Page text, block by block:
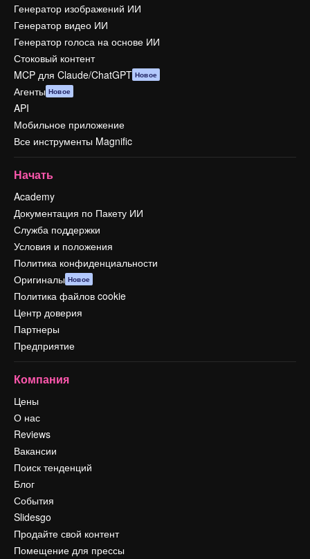
Генератор изображений ИИ
Генератор видео ИИ
Генератор голоса на основе ИИ
Стоковый контент
MCP для Claude/ChatGPT Новое
Агенты Новое
API
Мобильное приложение
Все инструменты Magnific
Начать
Academy
Документация по Пакету ИИ
Служба поддержки
Условия и положения
Политика конфиденциальности
Оригиналы Новое
Политика файлов cookie
Центр доверия
Партнеры
Предприятие
Компания
Цены
О нас
Reviews
Вакансии
Поиск тенденций
Блог
События
Slidesgo
Продайте свой контент
Помещение для прессы